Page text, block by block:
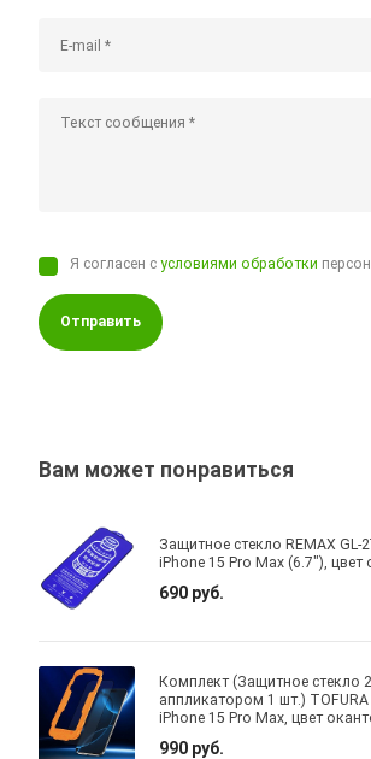
Я согласен сусловиями обработки
Отправить
Вам может понравиться
Защитное стекло REMAX GL-
iPhone 15 Pro Max (6.7"),
690 руб.
Комплект (Защитное стекло
аппликатором 1 шт.)
iPhone 15 Pro Max, цвет
990 руб.